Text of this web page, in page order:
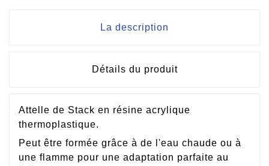
La description
Détails du produit
Attelle de Stack en résine acrylique
thermoplastique.
Peut être formée grâce à de l'eau chaude ou à
une flamme pour une adaptation parfaite au